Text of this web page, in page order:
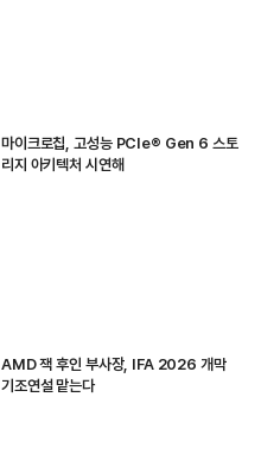
마이크로칩, 고성능 PCIe® Gen 6 스토
리지 아키텍처 시연해
AMD 잭 후인 부사장, IFA 2026 개막
기조연설 맡는다